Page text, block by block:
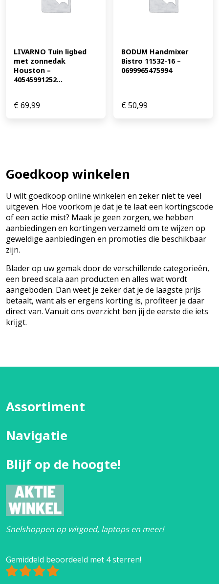
LIVARNO Tuin ligbed
met zonnedak
Houston –
40545991252...
€69,99
BODUM Handmixer
Bistro 11532-16 –
0699965475994
€50,99
Goedkoop winkelen
U wilt goedkoop online winkelen en zeker niet te veel
uitgeven. Hoe voorkom je dat je te laat een kortingscode
of een actie mist? Maak je geen zorgen, we hebben
aanbiedingen en kortingen verzameld om te wijzen op
geweldige aanbiedingen en promoties die beschikbaar
zijn.
Blader op uw gemak door de verschillende categorieën,
een breed scala aan producten en alles wat wordt
aangeboden. Dan weet je zeker dat je de laagste prijs
betaalt, want als er ergens korting is, profiteer je daar
direct van. Vanuit ons overzicht ben jij de eerste die iets
krijgt.
Assortiment
Navigatie
Blijf op de hoogte!
Snelshoppen op witgoed, laptops en meer!
Gemiddeld beoordeeld met 4 sterren!